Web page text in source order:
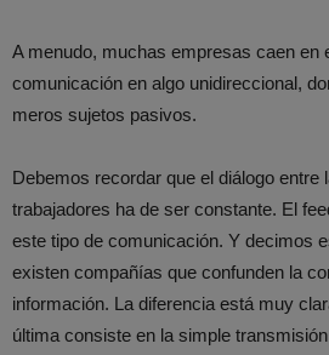
A menudo, muchas empresas caen en
comunicación en algo unidireccional,
meros sujetos pasivos.
Debemos recordar que el diálogo entre
trabajadores ha de ser constante. El
este tipo de comunicación. Y decimos
existen compañías que confunden la
información. La diferencia está muy
última consiste en la simple